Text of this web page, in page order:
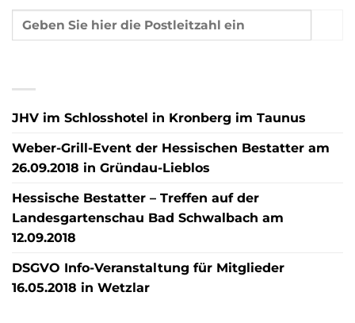
JHV im Schlosshotel in Kronberg im Taunus
Weber-Grill-Event der Hessischen Bestatter am
26.09.2018 in Gründau-Lieblos
Hessische Bestatter – Treffen auf der
Landesgartenschau Bad Schwalbach am
12.09.2018
DSGVO Info-Veranstaltung für Mitglieder
16.05.2018 in Wetzlar